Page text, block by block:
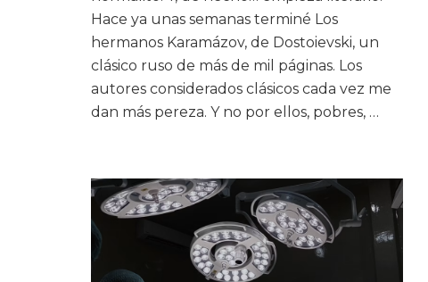
Hace ya unas semanas terminé Los
hermanos Karamázov, de Dostoievski, un
clásico ruso de más de mil páginas. Los
autores considerados clásicos cada vez me
dan más pereza. Y no por ellos, pobres, …